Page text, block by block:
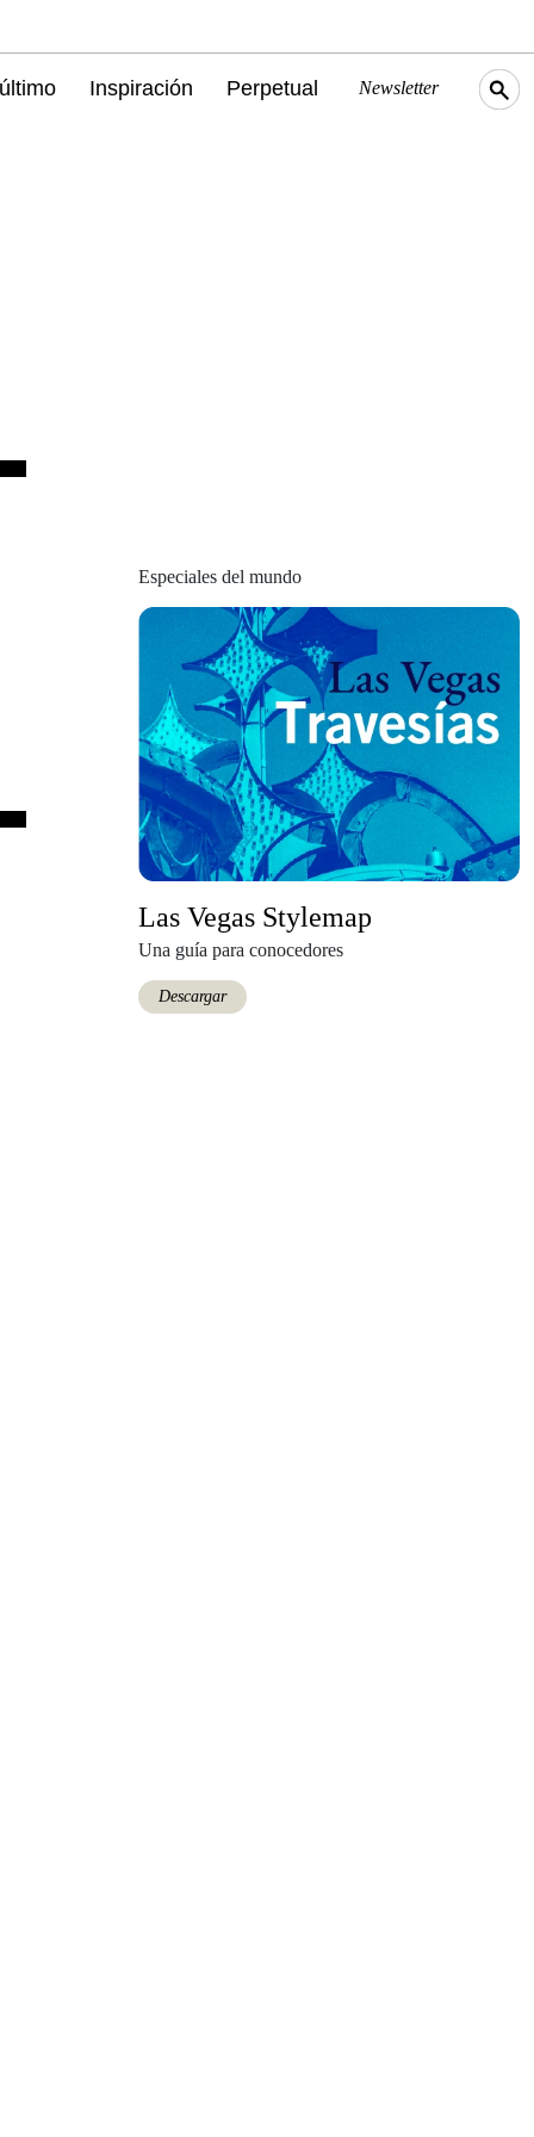
Inspiración Perpetual Newsletter
Especiales del mundo
Las Vegas Stylemap
Una guía para conocedores
Descargar